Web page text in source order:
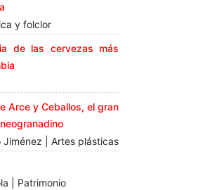
y folclor
de las cervezas más
Arce y Ceballos, el gran
Jiménez | Artes plásticas
| Patrimonio